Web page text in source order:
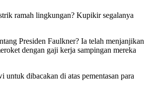
ramah lingkungan? Kupikir segalanya
Presiden Faulkner? Ia telah menjanjikan
dengan gaji kerja sampingan mereka
dibacakan di atas pementasan para